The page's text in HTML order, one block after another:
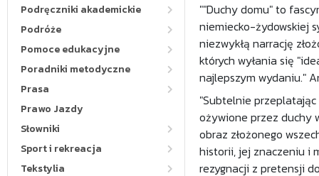
Podręczniki akademickie
Podróże
Pomoce edukacyjne
Poradniki metodyczne
Prasa
Prawo Jazdy
Słowniki
Sport i rekreacja
Tekstylia
""Duchy domu" to
niemiecko-żydowskiej
niezwykłą narrację
których wyłania się
najlepszym wydaniu."
"Subtelnie przeplatając
ożywione przez duchy
obraz złożonego
historii, jej znaczeniu i
rezygnacji z pretensji